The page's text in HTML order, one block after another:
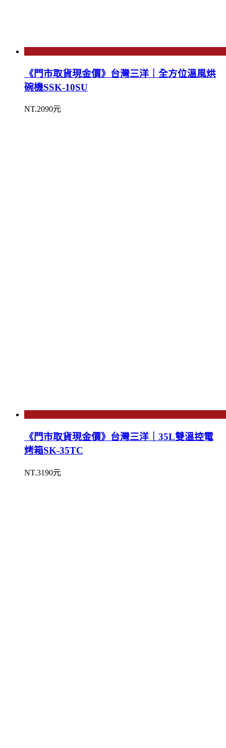
《門市取貨現金價》台灣三洋｜全方位溫風烘
碗機SSK-10SU
NT.2090元
《門市取貨現金價》台灣三洋｜35L雙溫控電
烤箱SK-35TC
NT.3190元